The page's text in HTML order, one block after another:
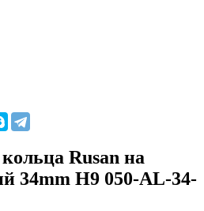
Rusan на
34mm H9 050-AL-34-